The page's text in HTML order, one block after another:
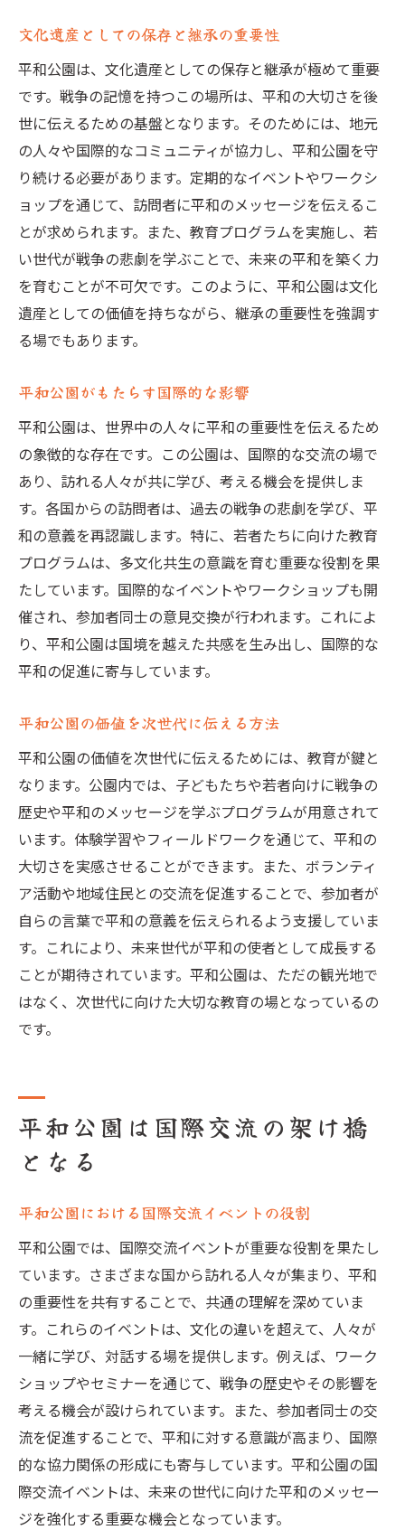
文化遺産としての保存と継承の重要性
平和公園は、文化遺産としての保存と継承が極めて重要
です。戦争の記憶を持つこの場所は、平和の大切さを後
世に伝えるための基盤となります。そのためには、地元
の人々や国際的なコミュニティが協力し、平和公園を守
り続ける必要があります。定期的なイベントやワークシ
ョップを通じて、訪問者に平和のメッセージを伝えるこ
とが求められます。また、教育プログラムを実施し、若
い世代が戦争の悲劇を学ぶことで、未来の平和を築く力
を育むことが不可欠です。このように、平和公園は文化
遺産としての価値を持ちながら、継承の重要性を強調す
る場でもあります。
平和公園がもたらす国際的な影響
平和公園は、世界中の人々に平和の重要性を伝えるため
の象徴的な存在です。この公園は、国際的な交流の場で
あり、訪れる人々が共に学び、考える機会を提供しま
す。各国からの訪問者は、過去の戦争の悲劇を学び、平
和の意義を再認識します。特に、若者たちに向けた教育
プログラムは、多文化共生の意識を育む重要な役割を果
たしています。国際的なイベントやワークショップも開
催され、参加者同士の意見交換が行われます。これによ
り、平和公園は国境を越えた共感を生み出し、国際的な
平和の促進に寄与しています。
平和公園の価値を次世代に伝える方法
平和公園の価値を次世代に伝えるためには、教育が鍵と
なります。公園内では、子どもたちや若者向けに戦争の
歴史や平和のメッセージを学ぶプログラムが用意されて
います。体験学習やフィールドワークを通じて、平和の
大切さを実感させることができます。また、ボランティ
ア活動や地域住民との交流を促進することで、参加者が
自らの言葉で平和の意義を伝えられるよう支援していま
す。これにより、未来世代が平和の使者として成長する
ことが期待されています。平和公園は、ただの観光地で
はなく、次世代に向けた大切な教育の場となっているの
です。
平和公園は国際交流の架け橋
となる
平和公園における国際交流イベントの役割
平和公園では、国際交流イベントが重要な役割を果たし
ています。さまざまな国から訪れる人々が集まり、平和
の重要性を共有することで、共通の理解を深めていま
す。これらのイベントは、文化の違いを超えて、人々が
一緒に学び、対話する場を提供します。例えば、ワーク
ショップやセミナーを通じて、戦争の歴史やその影響を
考える機会が設けられています。また、参加者同士の交
流を促進することで、平和に対する意識が高まり、国際
的な協力関係の形成にも寄与しています。平和公園の国
際交流イベントは、未来の世代に向けた平和のメッセー
ジを強化する重要な機会となっています。